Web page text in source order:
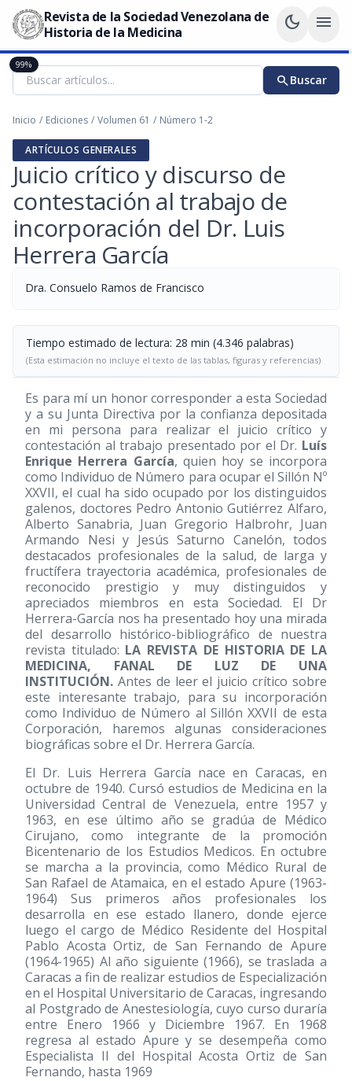
Revista de la Sociedad Venezolana de
Historia de la Medicina
dark_mode menu
searchBuscar
Inicio / Ediciones / Volumen 61 / Número 1-2
ARTÍCULOS GENERALES
Juicio crítico y discurso de
contestación al trabajo de
incorporación del Dr. Luis
Herrera García
Dra. Consuelo Ramos de Francisco
Tiempo estimado de lectura: 28 min (4.346 palabras)
(Esta estimación no incluye el texto de las tablas, figuras y referencias)
Es para mí un honor corresponder a esta Sociedad
y a su Junta Directiva por la confianza depositada
en mi persona para realizar el juicio crítico y
contestación al trabajo presentado por el Dr. Luís
Enrique Herrera García, quien hoy se incorpora
como Individuo de Número para ocupar el Sillón Nº
XXVII, el cual ha sido ocupado por los distinguidos
galenos, doctores Pedro Antonio Gutiérrez Alfaro,
Alberto Sanabria, Juan Gregorio Halbrohr, Juan
Armando Nesi y Jesús Saturno Canelón, todos
destacados profesionales de la salud, de larga y
fructífera trayectoria académica, profesionales de
reconocido prestigio y muy distinguidos y
apreciados miembros en esta Sociedad. El Dr
Herrera-García nos ha presentado hoy una mirada
del desarrollo histórico-bibliográfico de nuestra
revista titulado: LA REVISTA DE HISTORIA DE LA
MEDICINA, FANAL DE LUZ DE UNA
INSTITUCIÓN. Antes de leer el juicio crítico sobre
este interesante trabajo, para su incorporación
como Individuo de Número al Sillón XXVII de esta
Corporación, haremos algunas consideraciones
biográficas sobre el Dr. Herrera García.
El Dr. Luis Herrera García nace en Caracas, en
octubre de 1940. Cursó estudios de Medicina en la
Universidad Central de Venezuela, entre 1957 y
1963, en ese último año se gradúa de Médico
Cirujano, como integrante de la promoción
Bicentenario de los Estudios Medicos. En octubre
se marcha a la provincia, como Médico Rural de
San Rafael de Atamaica, en el estado Apure (1963-
1964) Sus primeros años profesionales los
desarrolla en ese estado llanero, donde ejerce
luego el cargo de Médico Residente del Hospital
Pablo Acosta Ortiz, de San Fernando de Apure
(1964-1965) Al año siguiente(1966), se traslada a
Caracas a fin de realizar estudios de Especialización
en el Hospital Universitario de Caracas, ingresando
al Postgrado de Anestesiología, cuyo curso duraría
entre Enero 1966 y Diciembre 1967. En 1968
regresa al estado Apure y se desempeña como
Especialista II del Hospital Acosta Ortiz de San
Fernando, hasta 1969
99%